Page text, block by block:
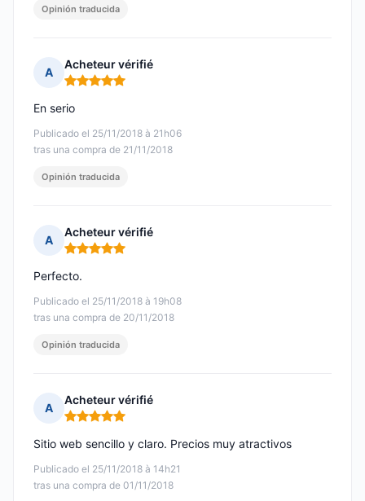
Opinión traducida
A
Acheteur vérifié
Nota: 5 de 5
Publicado el 25/11/2018 à 21h06
tras una compra de 21/11/2018
En serio
Opinión traducida
A
Acheteur vérifié
Nota: 5 de 5
Publicado el 25/11/2018 à 19h08
tras una compra de 20/11/2018
Perfecto.
Opinión traducida
A
Acheteur vérifié
Nota: 5 de 5
Publicado el 25/11/2018 à 14h21
tras una compra de 01/11/2018
Sitio web sencillo y claro. Precios muy atractivos